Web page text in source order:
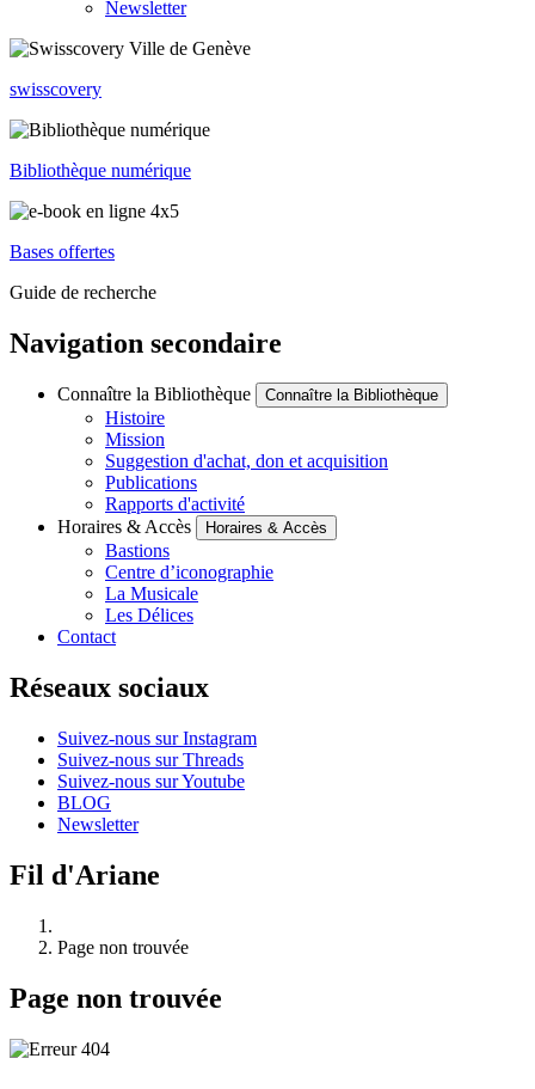
Newsletter
swisscovery
Bibliothèque numérique
Bases offertes
Guide de recherche
Navigation secondaire
Connaître la Bibliothèque Connaître la Bibliothèque
Histoire
Mission
Suggestion d'achat, don et acquisition
Publications
Rapports d'activité
Horaires & Accès
Horaires & Accès
Bastions
Centre d’iconographie
La Musicale
Les Délices
Contact
Réseaux sociaux
Suivez-nous sur Instagram
Suivez-nous sur Threads
Suivez-nous sur Youtube
BLOG
Newsletter
Fil d'Ariane
Page non trouvée
Page non trouvée